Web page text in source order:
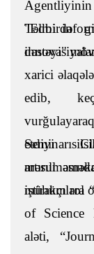
Agentliyinin
"Elmi
dəstəyi"
Tədbirdə
xarici
edib,
etdiyi
mühüm rol
Seminarı
məsul
iştirakçılara
of Science
aləti,